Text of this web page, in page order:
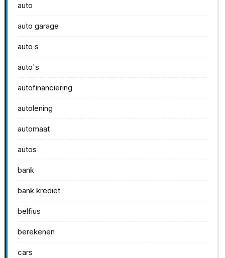
auto
auto garage
auto s
auto's
autofinanciering
autolening
automaat
autos
bank
bank krediet
belfius
berekenen
cars